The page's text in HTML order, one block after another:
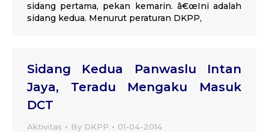
sidang pertama, pekan kemarin. â€œIni adalah
sidang kedua. Menurut peraturan DKPP,
Sidang Kedua Panwaslu Intan
Jaya, Teradu Mengaku Masuk
DCT
Aktivitas By DKPP 01-04-2014